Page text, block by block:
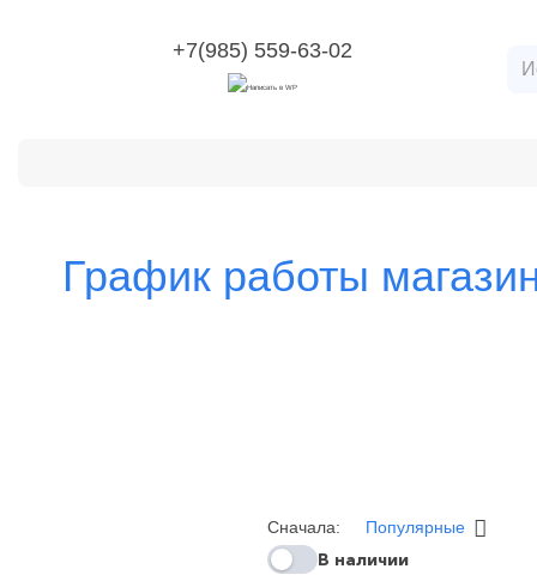
+7(985) 559-63-02
График работы
Сначала: Популярные
В наличии